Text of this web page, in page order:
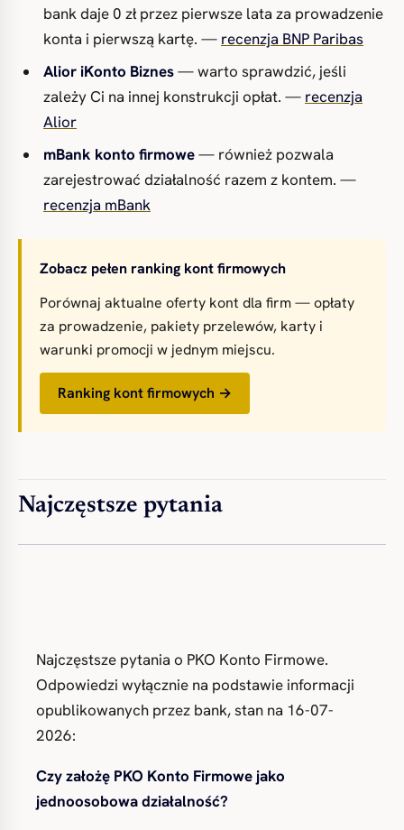
bank daje 0 zł przez pierwsze lata za prowadzenie
konta i pierwszą kartę. — recenzja BNP Paribas
Alior iKonto Biznes— warto sprawdzić, jeśli
zależy Ci na innej konstrukcji opłat. — recenzja
Alior
mBank konto firmowe— również pozwala
zarejestrować działalność razem z kontem. —
recenzja mBank
Zobacz pełen ranking kont firmowych
Porównaj aktualne oferty kont dla firm — opłaty
za prowadzenie, pakiety przelewów, karty i
warunki promocji w jednym miejscu.
Ranking kont firmowych →
Najczęstsze pytania
Najczęstsze pytania o PKO Konto Firmowe.
Odpowiedzi wyłącznie na podstawie informacji
opublikowanych przez bank, stan na 16-07-
2026:
Czy założę PKO Konto Firmowe jako
jednoosobowa działalność?